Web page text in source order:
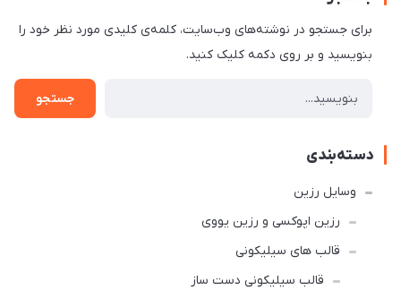
برای جستجو در نوشته‌های وب‌سایت، کلمه‌ی کلیدی مورد نظر خود را
بنویسید و بر روی دکمه کلیک کنید.
جستجو
دسته‌بندی
وسایل رزین
رزین اپوکسی و رزین یووی
قالب های سیلیکونی
قالب سیلیکونی دست ساز